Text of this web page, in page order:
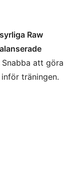
Raw
Snabba att göra
träningen.